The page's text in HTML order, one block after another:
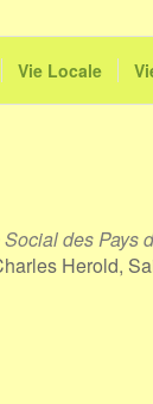
Vie Locale
des Pays
Herold,